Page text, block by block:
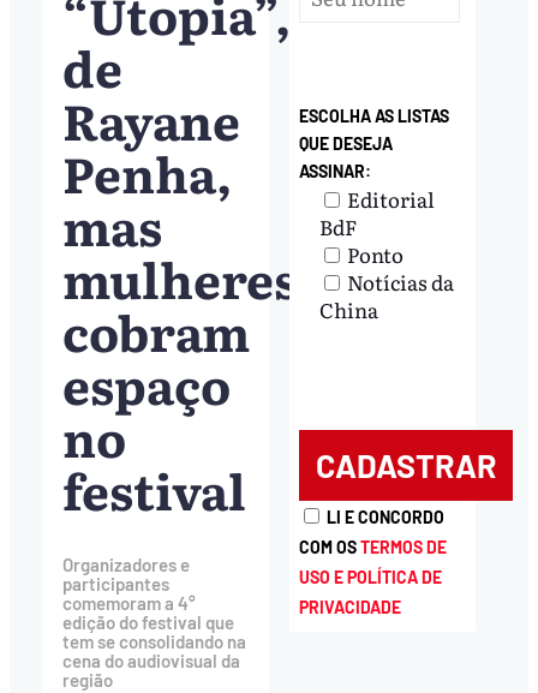
de
Rayane
Penha,
mas
mulheres
cobram
espaço
no
festival
Organizadores e
participantes
comemoram a 4°
edição do festival que
tem se consolidando na
cena do audiovisual da
região
ESCOLHA AS LISTAS
QUE DESEJA
ASSINAR:
Editorial
BdF
Ponto
Notícias da
China
LI E CONCORDO
COM OSTERMOS DE
USO E POLÍTICA DE
PRIVACIDADE